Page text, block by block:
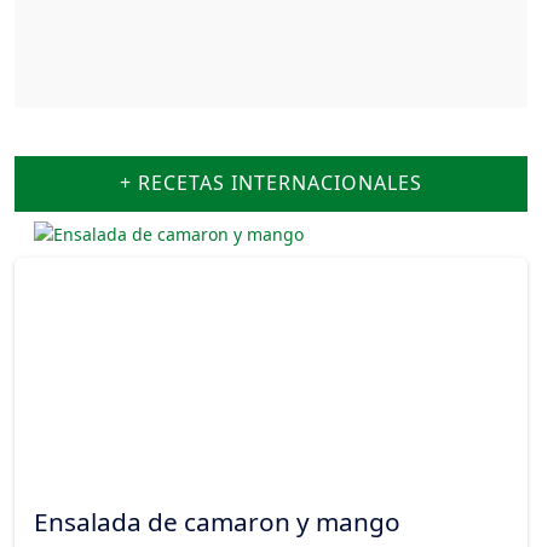
+ RECETAS INTERNACIONALES
Ensalada de camaron y mango